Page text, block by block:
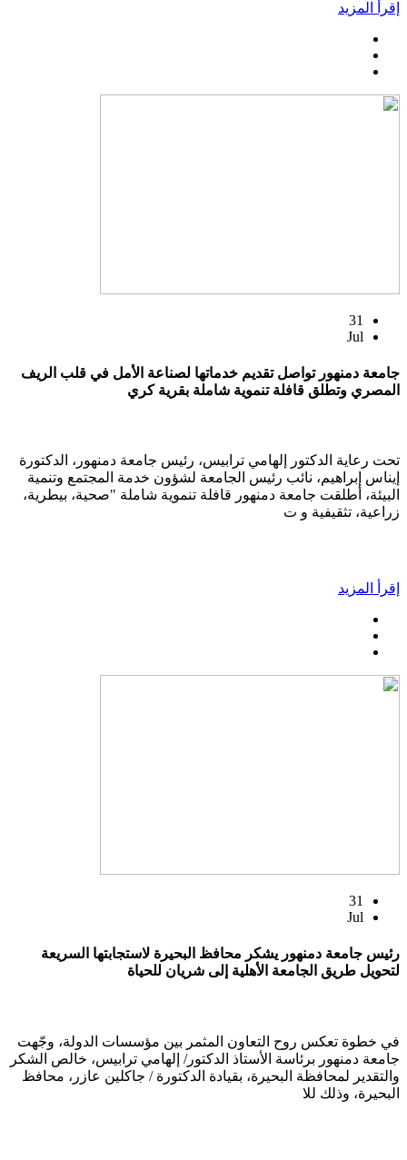
إقرأ المزيد
31
Jul
جامعة دمنهور تواصل تقديم خدماتها لصناعة الأمل في قلب الريف
المصري وتطلق قافلة تنموية شاملة بقرية كري
تحت رعاية الدكتور إلهامي ترابيس، رئيس جامعة دمنهور، الدكتورة
إيناس إبراهيم، نائب رئيس الجامعة لشؤون خدمة المجتمع وتنمية
البيئة، أطلقت جامعة دمنهور قافلة تنموية شاملة "صحية، بيطرية،
زراعية، تثقيفية و ت
إقرأ المزيد
31
Jul
رئيس جامعة دمنهور يشكر محافظ البحيرة لاستجابتها السريعة
لتحويل طريق الجامعة الأهلية إلى شريان للحياة
في خطوة تعكس روح التعاون المثمر بين مؤسسات الدولة، وجّهت
جامعة دمنهور برئاسة الأستاذ الدكتور/ إلهامي ترابيس، خالص الشكر
والتقدير لمحافظة البحيرة، بقيادة الدكتورة / جاكلين عازر، محافظ
البحيرة، وذلك للا